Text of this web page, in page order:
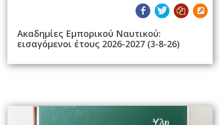
Ακαδημίες Εμπορικού Ναυτικού:
εισαγόμενοι έτους 2026-2027 (3-8-26)